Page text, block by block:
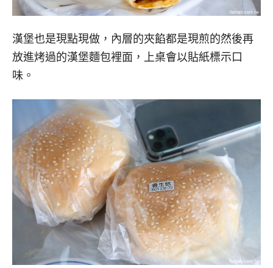
漢堡也是現點現做，內層的夾餡都是現煎的然後再
放進烤過的漢堡麵包裡面，上桌會以貼紙標示口
味。